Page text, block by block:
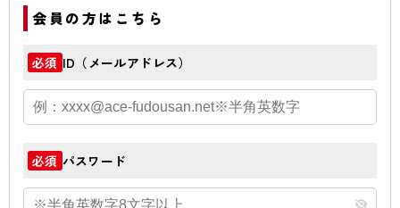
会員の方はこちら
必須 ID（メールアドレス）
必須 パスワード